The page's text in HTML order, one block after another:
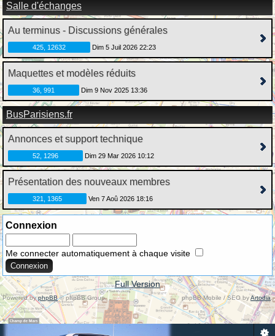
Salle d'échanges
Au terminus - Discussions générales
425, 12632 Dim 5 Juil 2026 22:23
Maquettes et modèles réduits
36, 991 Dim 9 Nov 2025 13:36
BusParisiens.fr
Annonces et support technique
52, 1296 Dim 29 Mar 2026 10:12
Présentation des nouveaux membres
321, 1365 Ven 7 Aoû 2026 18:16
Connexion
Me connecter automatiquement à chaque visite
Full Version
Powered byphpBB© phpBB Group. phpBB Mobile / SEO byArtodia .